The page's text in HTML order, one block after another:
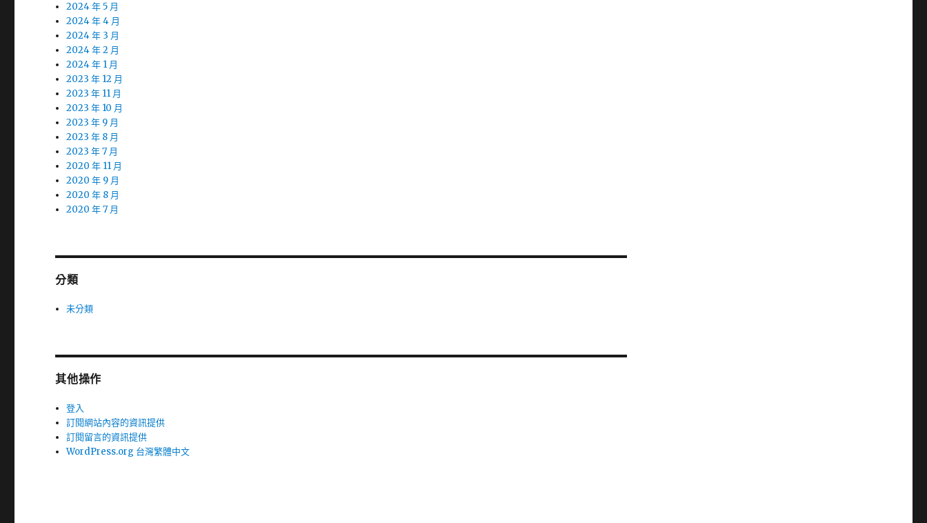
2024 年 5 月
2024 年 4 月
2024 年 3 月
2024 年 2 月
2024 年 1 月
2023 年 12 月
2023 年 11 月
2023 年 10 月
2023 年 9 月
2023 年 8 月
2023 年 7 月
2020 年 11 月
2020 年 9 月
2020 年 8 月
2020 年 7 月
分類
未分類
其他操作
登入
訂閱網站內容的資訊提供
訂閱留言的資訊提供
WordPress.org 台灣繁體中文